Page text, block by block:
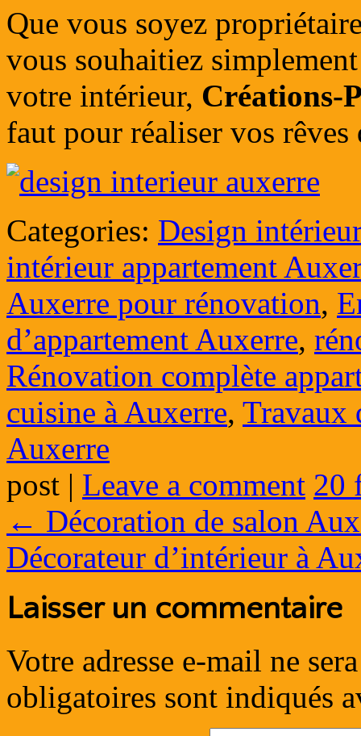
Que vous soyez
vous souhaitiez
votre intérieur, Créations-
faut pour réaliser vos
Categories: Design
intérieur appartement
Auxerre pour rénovation,
d’appartement Auxerre,
Rénovation complète
cuisine à Auxerre, Travaux
Auxerre
post | Leave a comment 20
← Décoration de salon
Décorateur d’intérieur à
Laisser un commentaire
Votre adresse e-mail ne
obligatoires sont indiqués